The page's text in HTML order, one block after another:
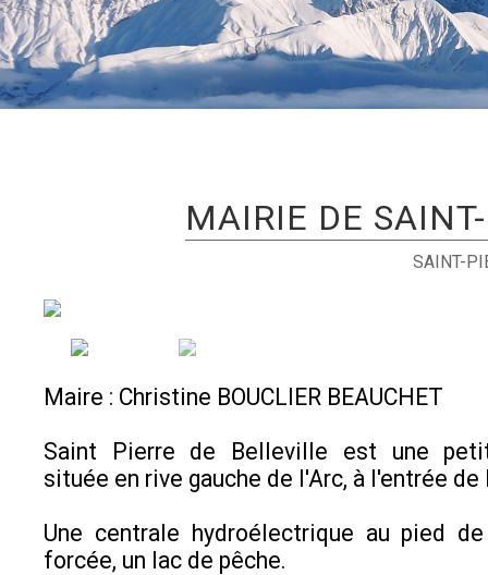
MAIRIE DE
SAINT-
Maire : Christine BOUCLIER BEAUCHET
Saint Pierre de Belleville est une
située en rive gauche de l'Arc, à l'entrée de
Une centrale hydroélectrique au pied
forcée, un lac de pêche.